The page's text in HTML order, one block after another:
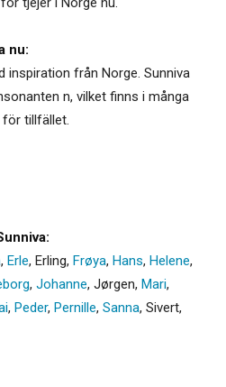
nu:
inspiration från Norge. Sunniva
n, vilket finns i många
tillfället.
, Erle, Erling, Frøya, Hans, Helene,
, Johanne, Jørgen, Mari,
, Peder, Pernille, Sanna, Sivert,